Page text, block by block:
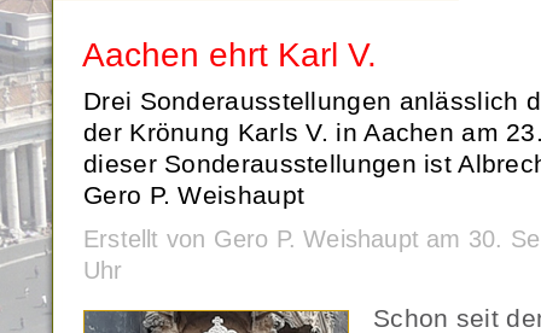
Aachen ehrt Karl V.
Drei Sonderausstellungen anlässlich
der Krönung Karls V. in Aachen am
dieser Sonderausstellungen ist
Gero P. Weishaupt
Erstellt von Gero P. Weishaupt am 30.
Uhr
Schon seit